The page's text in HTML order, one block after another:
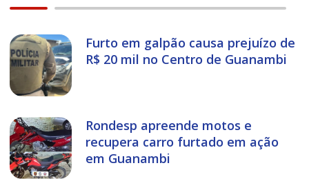
Furto em galpão causa prejuízo de
R$ 20 mil no Centro de Guanambi
Rondesp apreende motos e
recupera carro furtado em ação
em Guanambi